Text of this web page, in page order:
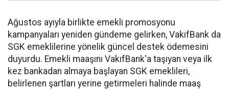
Ağustos ayıyla birlikte emekli promosyonu
kampanyaları yeniden gündeme gelirken, VakıfBank da
SGK emeklilerine yönelik güncel destek ödemesini
duyurdu. Emekli maaşını VakıfBank'a taşıyan veya ilk
kez bankadan almaya başlayan SGK emeklileri,
belirlenen şartları yerine getirmeleri halinde maaş